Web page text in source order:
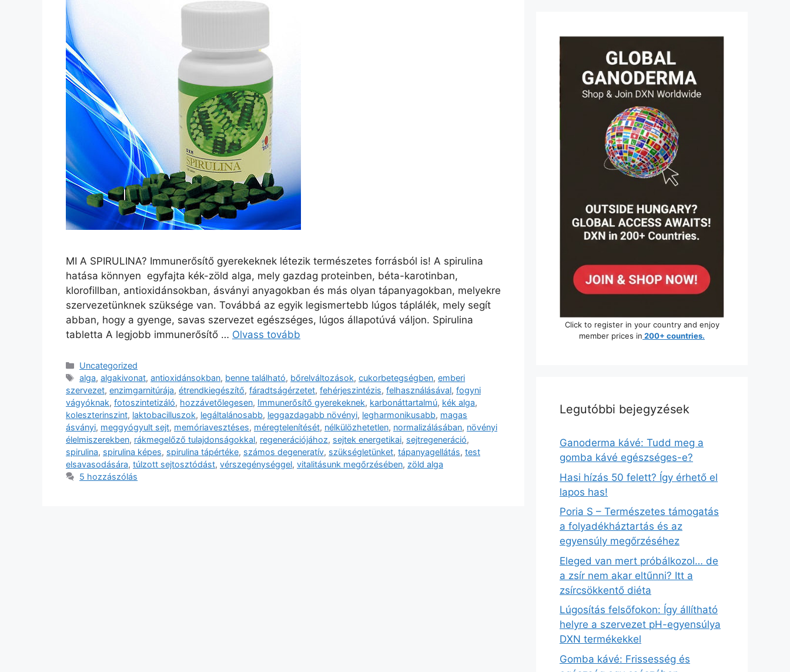
MI A SPIRULINA? Immunerősítő gyerekeknek létezik természetes forrásból is! A spirulina
hatása könnyen egyfajta kék-zöld alga, mely gazdag proteinben, béta-karotinban,
klorofillban, antioxidánsokban, ásványi anyagokban és más olyan tápanyagokban, melyekre
szervezetünknek szüksége van. Továbbá az egyik legismertebb lúgos táplálék, mely segít
abban, hogy a gyenge, savas szervezet egészséges, lúgos állapotúvá váljon. Spirulina
tabletta A legjobb immunerősítő … Olvass tovább
Kategória
Uncategorized
Címkék
alga,algakivonat,antioxidánsokban, benne található, bőrelváltozások,cukorbetegségben,emberi
szervezet, enzimgarnitúrája, étrendkiegészítő, fáradtságérzetet, fehérjeszintézis, felhasználásával, fogyni
vágyóknak, fotoszintetizáló, hozzávetőlegesen, Immunerősítő gyerekeknek, karbonáttartalmú, kék alga,
koleszterinszint, laktobacilluszok, legáltalánosabb, leggazdagabb növényi, legharmonikusabb, magas
ásványi, meggyógyult sejt, memóriavesztéses, méregtelenítését, nélkülözhetetlen, normalizálásában, növényi
élelmiszerekben, rákmegelőző tulajdonságokkal, regenerációjához, sejtek energetikai, sejtregeneráció,
spirulina, spirulina képes, spirulina tápértéke, számos degeneratív, szükségletünket, tápanyagellátás, test
elsavasodására, túlzott sejtosztódást, vérszegénységgel, vitalitásunk megőrzésében, zöld alga
5 hozzászólás
Click to register in your country and enjoy
member prices in 200+ countries.
Legutóbbi bejegyzések
Ganoderma kávé: Tudd meg a
gomba kávé egészséges-e?
Hasi hízás 50 felett? Így érhető el
lapos has!
Poria S – Természetes támogatás
a folyadékháztartás és az
egyensúly megőrzéséhez
Eleged van mert próbálkozol… de
a zsír nem akar eltűnni? Itt a
zsírcsökkentő diéta
Lúgosítás felsőfokon: Így állítható
helyre a szervezet pH-egyensúlya
DXN termékekkel
Gomba kávé: Frissesség és